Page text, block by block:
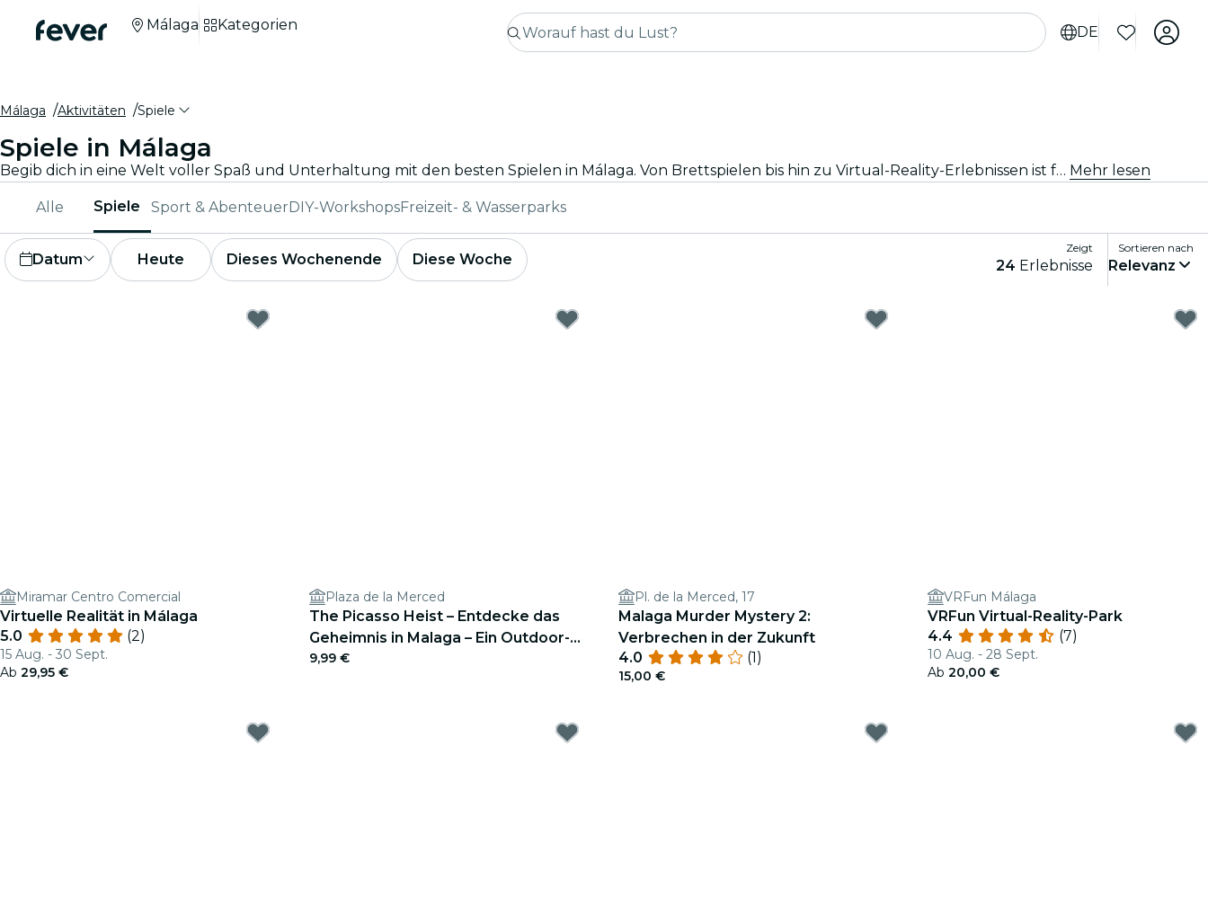
DE
Málaga Kategorien
Málaga Aktivitäten Spiele
Spiele in Málaga
Begib dich in eine Welt voller Spaß und Unterhaltung mit den besten Spielen in Málaga. Von Brettspielen bis hin zu Virtual-Reality-Erlebnissen ist für jeden etwas dabei. Mehr lesen
Alle Spiele Sport & AbenteuerDIY-WorkshopsFreizeit- & Wasserparks
Datum Heute Dieses Wochenende Diese Woche
Zeigt
24 Erlebnisse
Sortieren nach
Relevanz
Miramar Centro Comercial
Virtuelle Realität in Málaga
5.0
(2)
15 Aug. - 30 Sept.
Ab 29,95 €
Plaza de la Merced
The Picasso Heist – Entdecke das
Geheimnis in Malaga – Ein Outdoor-
Suchspiel
9,99 €
Pl. de la Merced, 17
Malaga Murder Mystery 2:
Verbrechen in der Zukunft
4.0
(1)
15,00 €
VRFun Málaga
VRFun Virtual-Reality-Park
4.4
(7)
10 Aug. - 28 Sept.
Ab 20,00 €